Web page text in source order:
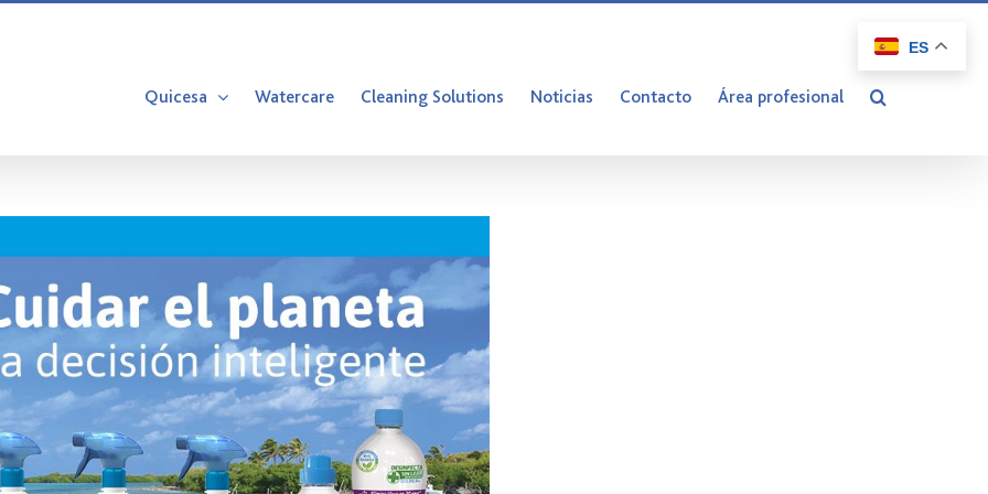
Quicesa Watercare Cleaning Solutions Noticias Contacto Área profesional
ES